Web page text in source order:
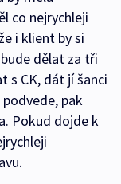
co nejrychleji
i klient by si
dělat za tři
s CK, dát jí šanci
pak
Pokud dojde k